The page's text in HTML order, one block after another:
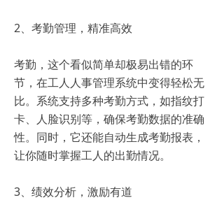
2、考勤管理，精准高效
考勤，这个看似简单却极易出错的环
节，在工人人事管理系统中变得轻松无
比。系统支持多种考勤方式，如指纹打
卡、人脸识别等，确保考勤数据的准确
性。同时，它还能自动生成考勤报表，
让你随时掌握工人的出勤情况。
3、绩效分析，激励有道